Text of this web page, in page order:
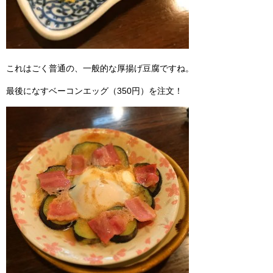
これはごく普通の、一般的な厚揚げ豆腐ですね。
最後になすベーコンエッグ（350円）を注文！